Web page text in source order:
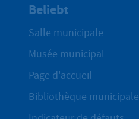
Beliebt
Salle municipale
Musée municipal
Page d'accueil
Bibliothèque municipale